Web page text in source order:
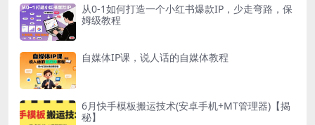
从0-1如何打造一个小红书爆款IP，少走弯路，保
姆级教程
自媒体IP课，说人话的自媒体教程
6月快手模板搬运技术(安卓手机+MT管理器)【揭
秘】